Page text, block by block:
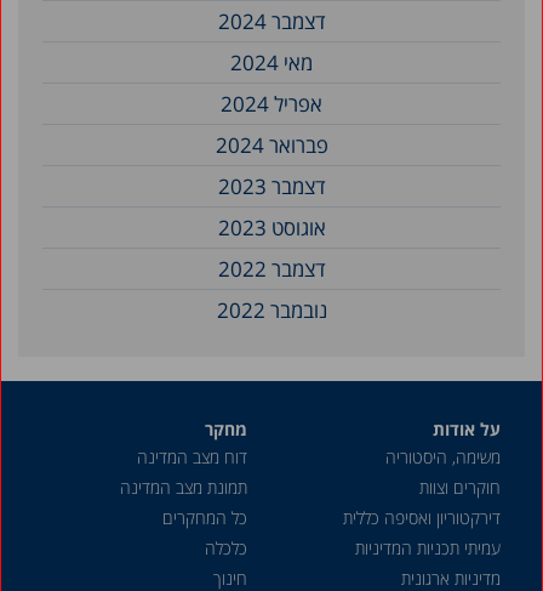
דצמבר 2024
מאי 2024
אפריל 2024
פברואר 2024
דצמבר 2023
אוגוסט 2023
דצמבר 2022
נובמבר 2022
על אודות
משימה, היסטוריה
חוקרים וצוות
דירקטוריון ואסיפה כללית
עמיתי תכניות המדיניות
מדיניות ארגונית
מחקר
דוח מצב המדינה
תמונת מצב המדינה
כל המחקרים
כלכלה
חינוך